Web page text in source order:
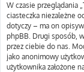
W czasie przeglądania
ciasteczka niezależne
dotyczy – ma on
phpBB. Drugi sposób,
przez ciebie do nas.
jako anonimowy
użytkownika założone